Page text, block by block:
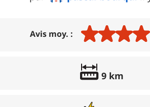
Avis moy. :
(récemment : 100%)
9 km